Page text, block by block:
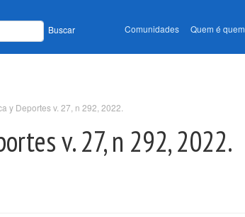
Buscar Comunidades Quem é quem
y Deportes v. 27, n 292, 2022.
v. 27, n 292, 2022.